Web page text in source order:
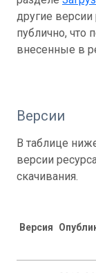
другие
публично, что
внесенные в
Версии
В таблице
версии
скачивания.
Версия